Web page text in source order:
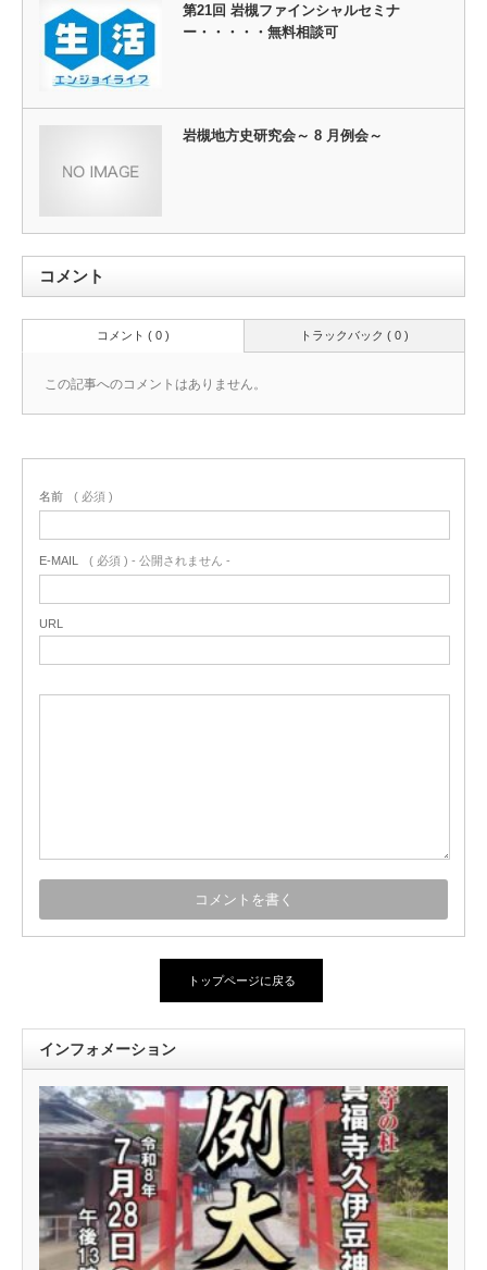
第21回 岩槻ファインシャルセミナ
ー・・・・・無料相談可
岩槻地方史研究会～ 8 月例会～
コメント
トラックバック ( 0 )
コメント ( 0 )
この記事へのコメントはありません。
名前 ( 必須 )
E-MAIL ( 必須 ) - 公開されません -
URL
トップページに戻る
インフォメーション